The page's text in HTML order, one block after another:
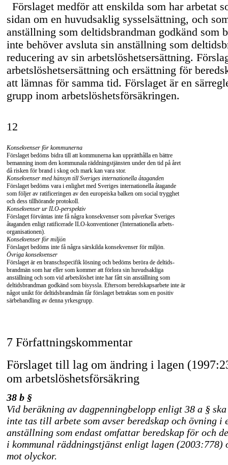
Förslaget medför att enskilda som har arbetat
sidan om en huvudsaklig sysselsättning, och
anställning som deltidsbrandman godkänd som
inte behöver avsluta sin anställning som
reducering av sin arbetslöshetsersättning.
arbetslöshetsersättning och ersättning för
att lämnas för samma tid. Förslaget är en
grupp inom arbetslöshetsförsäkringen.
12
Konsekvenser för kommunerna
Förslaget bedöms bidra till att kommunerna kan upprätthålla en bättre
bemanning inom den kommunala räddningstjänsten under den tid på året
då risken för brand i skog och mark kan vara stor.
Konsekvenser med hänsyn till Sveriges internationella åtaganden
Förslaget bedöms vara i enlighet med Sveriges internationella åtagande
som följer av ratificeringen av den europeiska balken om social trygghet
och dess tillhörande protokoll.
Konsekvenser ur ILO-perspektiv
Förslaget förväntas inte få några konsekvenser som påverkar Sveriges
åtaganden enligt ratificerade ILO-konventioner (Internationella arbets-
organisationen).
Konsekvenser för miljön
Förslaget bedöms inte få några särskilda konsekvenser för miljön.
Övriga konsekvenser
Förslaget är en branschspecifik lösning och bedöms beröra de deltids-
brandmän som har eller som kommer att förlora sin huvudsakliga
anställning och som vid arbetslöshet inte har fått sin anställning som
deltidsbrandman godkänd som bisyssla. Eftersom beredskapsarbete inte är
något unikt för deltidsbrandmän får förslaget betraktas som en positiv
särbehandling av denna yrkesgrupp.
7 Författningskommentar
Förslaget till lag om ändring i lagen
om arbetslöshetsförsäkring
38 b §
Vid beräkning av dagpenningbelopp enligt 38 a §
inte tas till arbete som avser beredskap och övning i
anställning som endast omfattar beredskap för och
i kommunal räddningstjänst enligt lagen (2003:778)
mot olyckor.